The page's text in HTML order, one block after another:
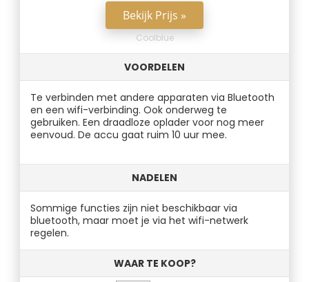
Bekijk Prijs »
Coolblue
VOORDELEN
Te verbinden met andere apparaten via Bluetooth
en een wifi-verbinding. Ook onderweg te
gebruiken. Een draadloze oplader voor nog meer
eenvoud. De accu gaat ruim 10 uur mee.
NADELEN
Sommige functies zijn niet beschikbaar via
bluetooth, maar moet je via het wifi-netwerk
regelen.
WAAR TE KOOP?